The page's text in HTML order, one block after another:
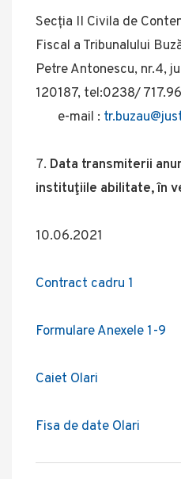
Secția II Civila de
Fiscal a Tribunalului
Petre Antonescu, nr.4,
120187, tel:0238/
e-mail :
Data transmiterii
instituţiile abilitate, în
10.06.2021
Contract cadru 1
Formulare Anexele 1-9
Caiet Olari
Fisa de date Olari